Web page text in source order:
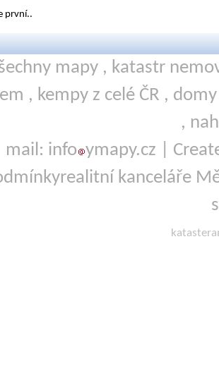
první..
mapy , katastr
, kempy z celé ČR ,
,
info ymapy.cz |
realitní kanceláře